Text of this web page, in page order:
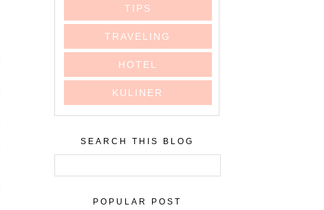
TIPS
TRAVELING
HOTEL
KULINER
SEARCH THIS BLOG
POPULAR POST